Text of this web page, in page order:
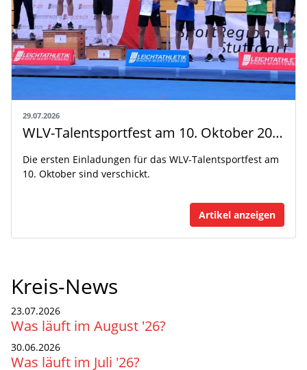
29.07.2026
WLV-Talentsportfest am 10. Oktober 2026
Die ersten Einladungen für das WLV-Talentsportfest am
10. Oktober sind verschickt.
Artikel anzeigen
Kreis-News
23.07.2026
Was läuft im August '26?
30.06.2026
Was läuft im Juli '26?